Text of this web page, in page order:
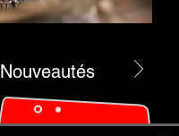
Nouveautés